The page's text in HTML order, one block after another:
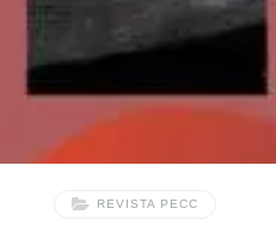
funciona como guia de
mas não substitui a
REVISTA PECC